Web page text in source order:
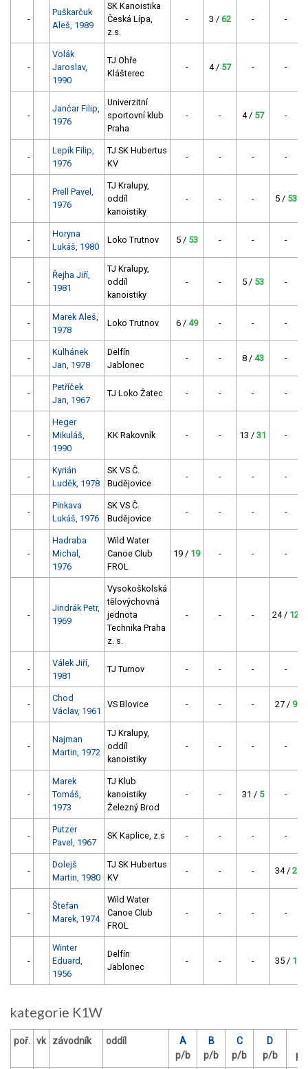
-
Puškarčuk
Aleš, 1989
SK Kanoistika
Česká Lípa,
z.s.
- 3 / 62 - -
-
Volák
Jaroslav,
1990
TJ Ohře
Klášterec
- 4 / 57 - -
-
Jančar Filip,
1976
Univerzitní
sportovní klub
Praha
- - 4 / 57 -
-
Lepík Filip,
1976
TJ SK Hubertus
KV
- - - -
-
Prell Pavel,
1976
TJ Kralupy,
oddíl
kanoistiky
- - - 5 / 53
-
Horyna
Lukáš, 1980
Loko Trutnov 5 / 53 - - -
-
Řejha Jiří,
1981
TJ Kralupy,
oddíl
kanoistiky
- - 5 / 53 -
-
Marek Aleš,
1978
Loko Trutnov 6 / 49 - - -
-
Kulhánek
Jan, 1978
Delfín
Jablonec
- - 8 / 43 -
-
Petříček
Jan, 1967
TJ Loko Žatec - - - -
-
Heger
Mikuláš,
1990
KK Rakovník - - 13 / 31 -
-
Kyrián
Luděk, 1978
SK VS Č.
Budějovice
- - - -
-
Pinkava
Lukáš, 1976
SK VS Č.
Budějovice
- - - -
-
Hadraba
Michal,
1976
Wild Water
Canoe Club
FROL
19 / 19 - - -
-
Jindrák Petr,
1969
Vysokoškolská
tělovýchovná
jednota
Technika Praha
z. s.
- - - 24 / 12
-
Válek Jiří,
1981
TJ Turnov - - - -
-
Chod
Václav, 1961
VS Blovice - - - 27 / 9
-
Najman
Martin, 1972
TJ Kralupy,
oddíl
kanoistiky
- - - -
-
Marek
Tomáš,
1973
TJ Klub
kanoistiky
Železný Brod
- - 31 / 5 -
-
Putzer
Pavel, 1967
SK Kaplice, z.s - - - -
-
Dolejš
Martin, 1980
TJ SK Hubertus
KV
- - - 34 / 2
-
Štefan
Marek, 1974
Wild Water
Canoe Club
FROL
- - - -
-
Winter
Eduard,
1956
Delfín
Jablonec
- - - 35 / 1
kategorie K1W
poř. vk závodník oddíl
A
p/b
B
p/b
C
p/b
D
p/b
p/